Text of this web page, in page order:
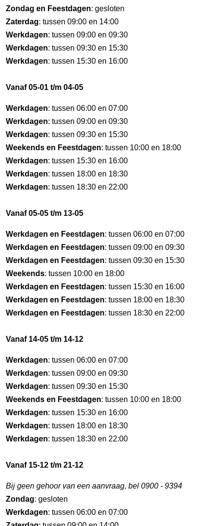
Zondag en Feestdagen: gesloten
Zaterdag: tussen 09:00 en 14:00
Werkdagen: tussen 09:00 en 09:30
Werkdagen: tussen 09:30 en 15:30
Werkdagen: tussen 15:30 en 16:00
Vanaf 05-01 t/m 04-05
Werkdagen: tussen 06:00 en 07:00
Werkdagen: tussen 09:00 en 09:30
Werkdagen: tussen 09:30 en 15:30
Weekends en Feestdagen: tussen 10:00 en 18:00
Werkdagen: tussen 15:30 en 16:00
Werkdagen: tussen 18:00 en 18:30
Werkdagen: tussen 18:30 en 22:00
Vanaf 05-05 t/m 13-05
Werkdagen en Feestdagen: tussen 06:00 en 07:00
Werkdagen en Feestdagen: tussen 09:00 en 09:30
Werkdagen en Feestdagen: tussen 09:30 en 15:30
Weekends: tussen 10:00 en 18:00
Werkdagen en Feestdagen: tussen 15:30 en 16:00
Werkdagen en Feestdagen: tussen 18:00 en 18:30
Werkdagen en Feestdagen: tussen 18:30 en 22:00
Vanaf 14-05 t/m 14-12
Werkdagen: tussen 06:00 en 07:00
Werkdagen: tussen 09:00 en 09:30
Werkdagen: tussen 09:30 en 15:30
Weekends en Feestdagen: tussen 10:00 en 18:00
Werkdagen: tussen 15:30 en 16:00
Werkdagen: tussen 18:00 en 18:30
Werkdagen: tussen 18:30 en 22:00
Vanaf 15-12 t/m 21-12
Bij geen gehoor van een aanvraag, bel 0900 - 9394
Zondag: gesloten
Werkdagen: tussen 06:00 en 07:00